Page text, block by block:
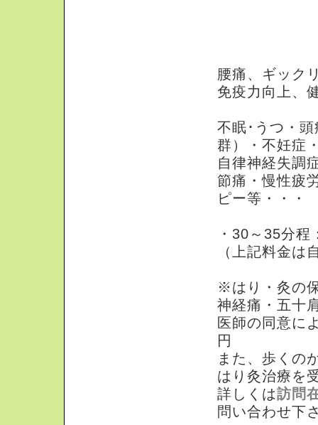
腰痛、ギック
免疫力向上、
不眠･うつ・
群）・不妊症
自律神経失調
節痛・慢性疲
ピー等・・・
・30～35分
（上記料金は
※はり・灸の
神経痛・五十
医師の同意に
円
また、歩くの
はり灸治療を
詳しくは訪問
問い合わせ下